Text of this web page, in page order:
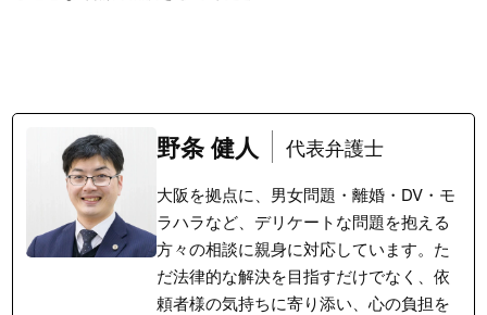
野条 健人 代表弁護士
大阪を拠点に、男女問題・離婚・DV・モ
ラハラなど、デリケートな問題を抱える
方々の相談に親身に対応しています。た
だ法律的な解決を目指すだけでなく、依
頼者様の気持ちに寄り添い、心の負担を